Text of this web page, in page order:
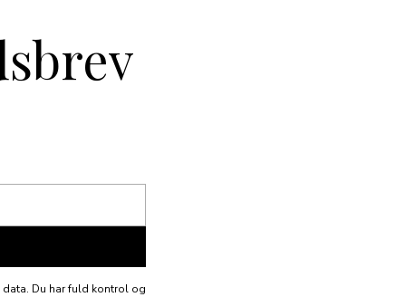
Du har fuld kontrol og